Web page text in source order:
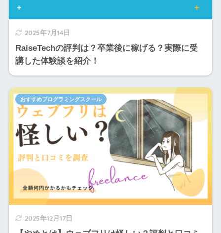
2025年7月14日
RaiseTechの評判は？卒業後に稼げる？実際に受
講した体験談を紹介！
2025年12月17日
おすすめプログラミングスクール